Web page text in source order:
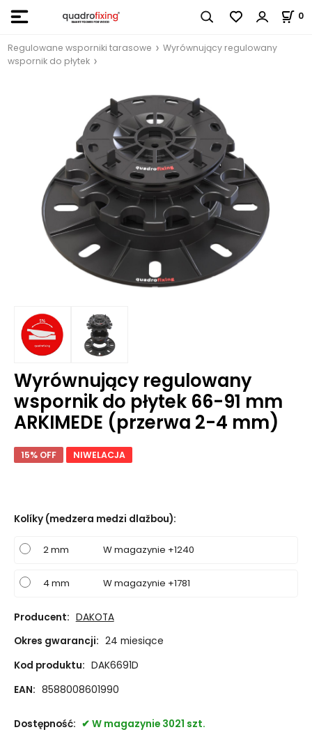
0
Regulowane wsporniki tarasowe
Wyrównujący regulowany
wspornik do płytek
Wyrównujący regulowany
wspornik do płytek 66-91 mm
ARKIMEDE (przerwa 2-4 mm)
15% OFF NIWELACJA
Kolíky (medzera medzi dlažbou):
2 mm W magazynie +1240
4 mm W magazynie +1781
Producent: DAKOTA
Okres gwarancji: 24 miesiące
Kod produktu: DAK6691D
EAN: 8588008601990
Dostępność: W magazynie 3021 szt.